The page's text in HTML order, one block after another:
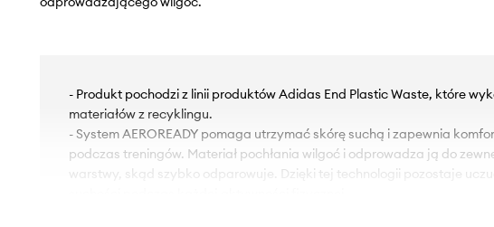
- Produkt pochodzi z linii produktów Adidas End Plastic Waste, które
materiałów z recyklingu.
- System AEROREADY pomaga utrzymać skórę suchą i zapewnia
podczas treningów. Materiał pochłania wilgoć i odprowadza ją do
warstwy, skąd szybko odparowuje. Dzięki tej technologii pozostaje